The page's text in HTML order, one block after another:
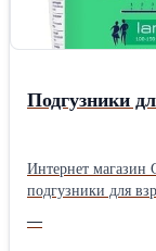
Подгузники
Интернет магазин
подгузники для
—